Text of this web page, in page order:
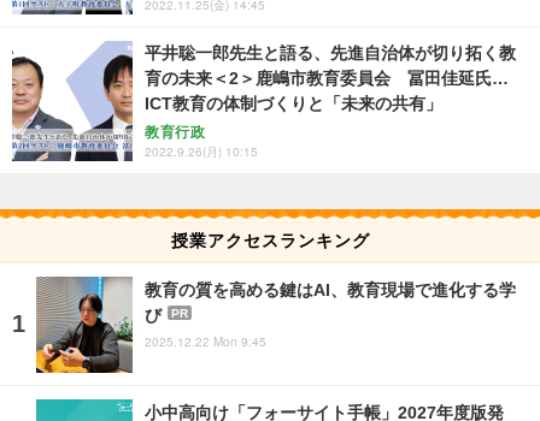
2022.11.25(金) 14:45
平井聡一郎先生と語る、先進自治体が切り拓く教
育の未来＜2＞鹿嶋市教育委員会 冨田佳延氏…
ICT教育の体制づくりと「未来の共有」
教育行政
2022.9.26(月) 10:15
授業アクセスランキング
教育の質を高める鍵はAI、教育現場で進化する学
び
PR
2025.12.22 Mon 9:45
小中高向け「フォーサイト手帳」2027年度版発